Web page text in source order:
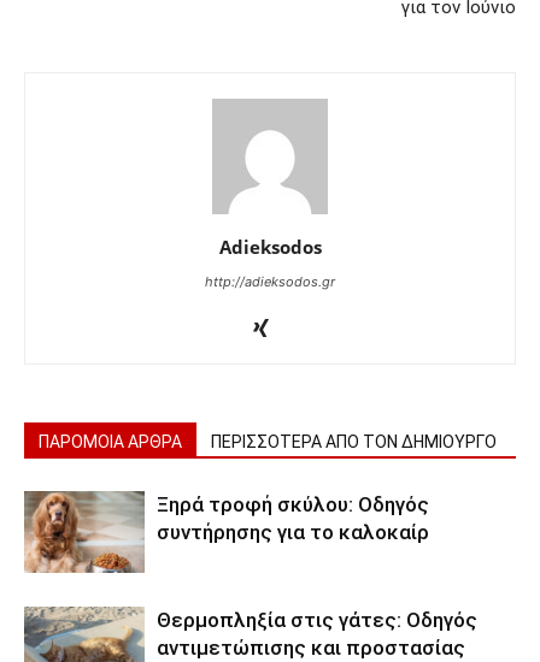
για τον Ιούνιο
Adieksodos
http://adieksodos.gr
ΠΑΡΟΜΟΙΑ ΑΡΘΡΑ ΠΕΡΙΣΣΟΤΕΡΑ ΑΠΟ ΤΟΝ ΔΗΜΙΟΥΡΓΟ
Ξηρά τροφή σκύλου: Οδηγός
συντήρησης για το καλοκαίρ
Θερμοπληξία στις γάτες: Οδηγός
αντιμετώπισης και προστασίας